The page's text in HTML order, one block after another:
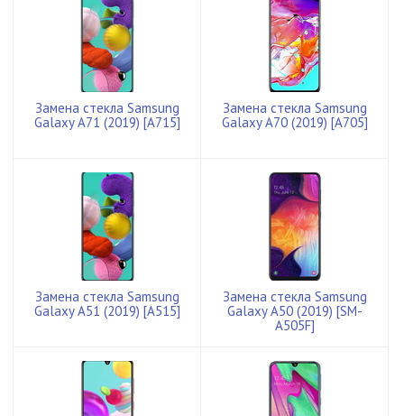
Замена стекла Samsung
Galaxy A71 (2019) [A715]
Замена стекла Samsung
Galaxy A70 (2019) [A705]
Замена стекла Samsung
Galaxy A51 (2019) [A515]
Замена стекла Samsung
Galaxy A50 (2019) [SM-
A505F]